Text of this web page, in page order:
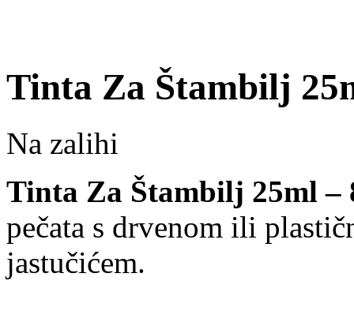
Tinta Za Štambilj
Na zalihi
Tinta Za Štambilj 25ml –
pečata s drvenom ili
jastučićem.